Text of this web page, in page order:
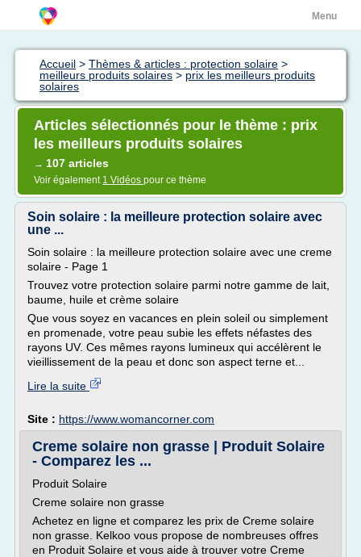
Menu
Accueil > Thèmes & articles : protection solaire >
meilleurs produits solaires > prix les meilleurs produits
solaires
Articles sélectionnés pour le thème : prix
les meilleurs produits solaires
→ 107 articles
Voir également 1 Vidéos pour ce thème
Soin solaire : la meilleure protection solaire avec
une ...
Soin solaire : la meilleure protection solaire avec une creme
solaire - Page 1
Trouvez votre protection solaire parmi notre gamme de lait,
baume, huile et crème solaire
Que vous soyez en vacances en plein soleil ou simplement
en promenade, votre peau subie les effets néfastes des
rayons UV. Ces mêmes rayons lumineux qui accélèrent le
vieillissement de la peau et donc son aspect terne et...
Lire la suite
Site : https://www.womancorner.com
Creme solaire non grasse | Produit Solaire
- Comparez les ...
Produit Solaire
Creme solaire non grasse
Achetez en ligne et comparez les prix de Creme solaire
non grasse. Kelkoo vous propose de nombreuses offres
en Produit Solaire et vous aide à trouver votre Creme